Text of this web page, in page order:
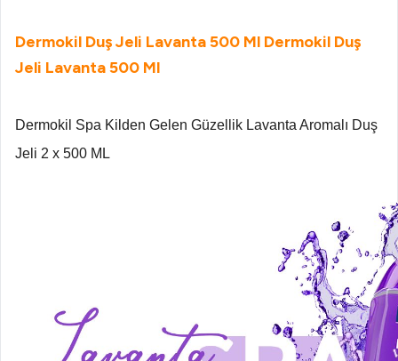
Dermokil Duş Jeli Lavanta 500 Ml Dermokil Duş
Jeli Lavanta 500 Ml
Dermokil Spa Kilden Gelen Güzellik Lavanta Aromalı Duş
Jeli 2 x 500 ML